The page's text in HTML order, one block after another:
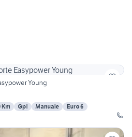
Young
Km Gpl Manuale
Euro 6